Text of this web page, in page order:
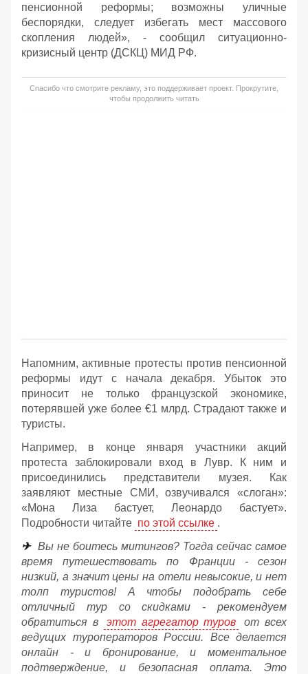
пенсионной реформы; возможны уличные
беспорядки, следует избегать мест массового
скопления людей», - сообщил ситуационно-
кризисный центр (ДСКЦ) МИД РФ.
Спасибо что смотрите рекламу, это поддерживает проект. Прокрутите,
чтобы продолжить читать
Напомним, активные протесты против пенсионной
реформы идут с начала декабря. Убыток это
приносит не только французской экономике,
потерявшей уже более €1 млрд. Страдают также и
туристы.
Например, в конце января участники акций
протеста заблокировали вход в Лувр. К ним и
присоединились представители музея. Как
заявляют местные СМИ, озвучивался «слоган»:
«Мона Лиза бастует, Леонардо бастует».
Подробности читайте по этой ссылке .
✈ Вы не боитесь митингов? Тогда сейчас самое
время путешествовать по Франции - сезон
низкий, а значит цены на отели невысокие, и нет
толп туристов! А чтобы подобрать себе
отличный тур со скидками - рекомендуем
обратиться в
этот агрегатор туров
от всех
ведущих туроператоров России. Все делается
онлайн - и бронирование, и моментальное
подтверждение, и безопасная оплата. Это